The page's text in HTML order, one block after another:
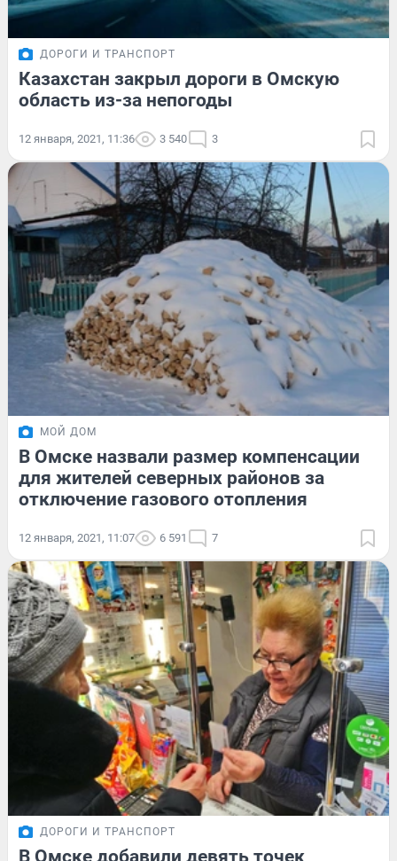
ДОРОГИ И ТРАНСПОРТ
Казахстан закрыл дороги в Омскую
область из-за непогоды
12 января, 2021, 11:36 3 540 3
МОЙ ДОМ
В Омске назвали размер компенсации
для жителей северных районов за
отключение газового отопления
12 января, 2021, 11:07 6 591 7
ДОРОГИ И ТРАНСПОРТ
В Омске добавили девять точек